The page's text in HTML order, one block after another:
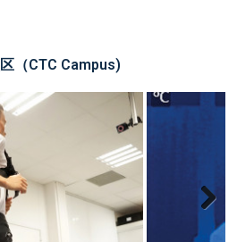
（CTC Campus)
Next